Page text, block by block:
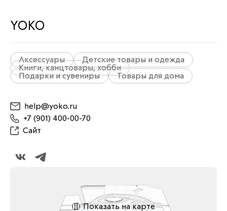
YOKO
Аксессуары
Детские товары и одежда
Книги, канцтовары, хобби
Подарки и сувениры
Товары для дома
help@yoko.ru
+7 (901) 400-00-70
Сайт
Показать на карте